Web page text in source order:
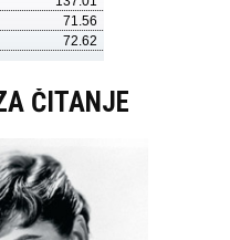
ČITANJE